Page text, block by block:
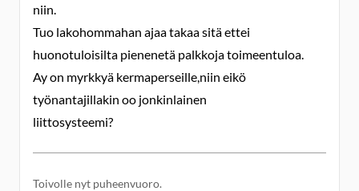
niin.
Tuo lakohommahan ajaa takaa sitä ettei
huonotuloisilta pienenetä palkkoja toimeentuloa.
Ay on myrkkyä kermaperseille,niin eikö
työnantajillakin oo jonkinlainen
liittosysteemi?
Toivolle nyt puheenvuoro.